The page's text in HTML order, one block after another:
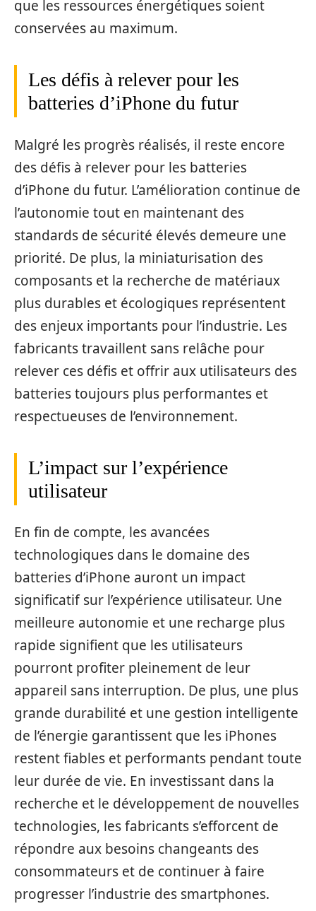
que les ressources énergétiques soient
conservées au maximum.
Les défis à relever pour les
batteries d’iPhone du futur
Malgré les progrès réalisés, il reste encore
des défis à relever pour les batteries
d’iPhone du futur. L’amélioration continue de
l’autonomie tout en maintenant des
standards de sécurité élevés demeure une
priorité. De plus, la miniaturisation des
composants et la recherche de matériaux
plus durables et écologiques représentent
des enjeux importants pour l’industrie. Les
fabricants travaillent sans relâche pour
relever ces défis et offrir aux utilisateurs des
batteries toujours plus performantes et
respectueuses de l’environnement.
L’impact sur l’expérience
utilisateur
En fin de compte, les avancées
technologiques dans le domaine des
batteries d’iPhone auront un impact
significatif sur l’expérience utilisateur. Une
meilleure autonomie et une recharge plus
rapide signifient que les utilisateurs
pourront profiter pleinement de leur
appareil sans interruption. De plus, une plus
grande durabilité et une gestion intelligente
de l’énergie garantissent que les iPhones
restent fiables et performants pendant toute
leur durée de vie. En investissant dans la
recherche et le développement de nouvelles
technologies, les fabricants s’efforcent de
répondre aux besoins changeants des
consommateurs et de continuer à faire
progresser l’industrie des smartphones.